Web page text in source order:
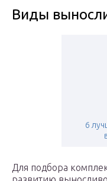
Виды
6
Для подбора